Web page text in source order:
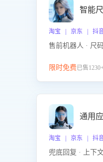
智能
淘宝 | 京东 | 抖
售前机器人 · 尺
限时免费已售1230+
通用
淘宝 | 京东 | 抖
兜底回复 · 上下